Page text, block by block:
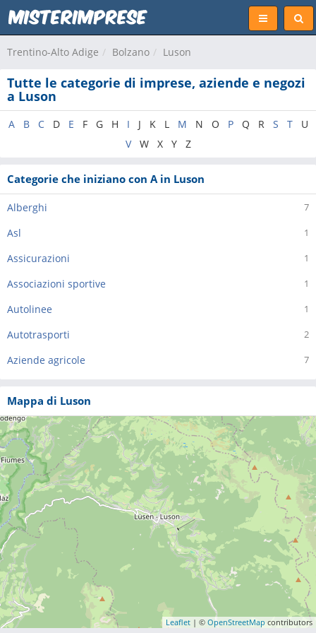
Trentino-Alto Adige Bolzano Luson
Tutte le categorie di imprese, aziende e negozi
a Luson
A B C D E F G H I J K L M N O P Q R S T
U
V
W X Y Z
Categorie che iniziano con A in Luson
7
Alberghi
1
Asl
1
Assicurazioni
1
Associazioni sportive
1
Autolinee
2
Autotrasporti
7
Aziende agricole
Mappa di Luson
Leaflet | © OpenStreetMap contributors